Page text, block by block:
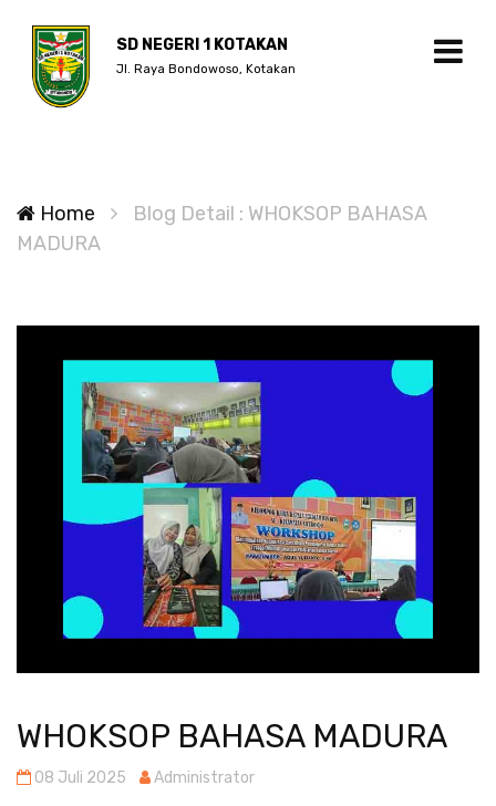
SD NEGERI 1 KOTAKAN
Jl. Raya Bondowoso, Kotakan
Home
Blog Detail : WHOKSOP BAHASA
MADURA
WHOKSOP BAHASA MADURA
08 Juli 2025 Administrator